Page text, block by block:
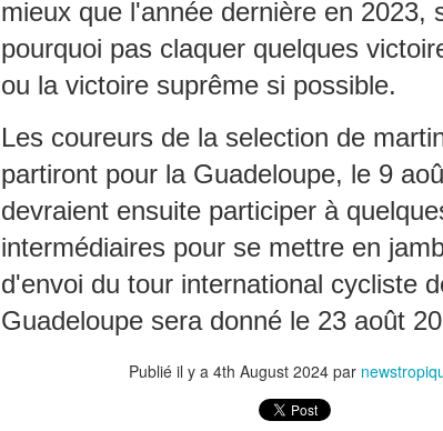
mieux que l'année dernière en 2023,
pourquoi pas claquer quelques
ou la victoire suprême si possible.
Les coureurs de la selection de
partiront pour la Guadeloupe, le 9
devraient ensuite participer à
intermédiaires pour se mettre en
d'envoi du tour international cycliste
Guadeloupe sera donné le 23 août
Publié il y a 4th August 2024par
des Antilles-Guyane, à intégrer la CARICOM
associé.
7
FERNAND NEROR, vainqueur
Martinique en 1971.
FERNAND NEROR, vainqueur du tour
réparation de vélos.
Fernand Néror appartient à cette génération
l’histoire du cyclisme martiniquais. Fils du
s’impose dès ses débuts comme l’un des
de l’Union Cycliste Martiniquaise.
JUL
La journaliste martiniquaise
Europe , pour explorer de
FANNY MARSOT TOURNE LA PAGE